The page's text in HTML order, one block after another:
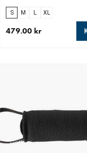
S M L XL
479.00 kr